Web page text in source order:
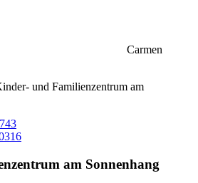
Carmen
und Familienzentrum am
am Sonnenhang